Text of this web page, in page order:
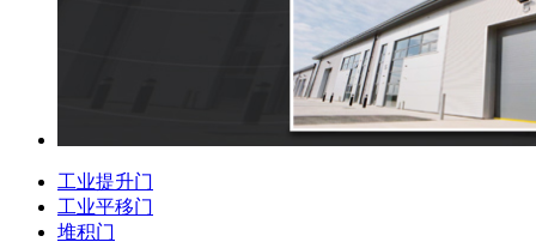
工业提升门
工业平移门
堆积门